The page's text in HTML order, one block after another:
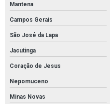
Kit de proteção ambiental
Kit emergência ambiental sopep
Kit emergencial sopep
Kit emergência ambiental óleo
Mantena
Campos Gerais
São José da Lapa
Jacutinga
Coração de Jesus
Nepomuceno
Minas Novas